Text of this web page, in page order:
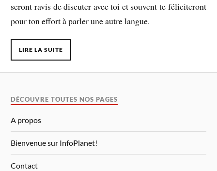
seront ravis de discuter avec toi et souvent te féliciteront
pour ton effort à parler une autre langue.
LIRE LA SUITE
DÉCOUVRE TOUTES NOS PAGES
A propos
Bienvenue sur InfoPlanet!
Contact